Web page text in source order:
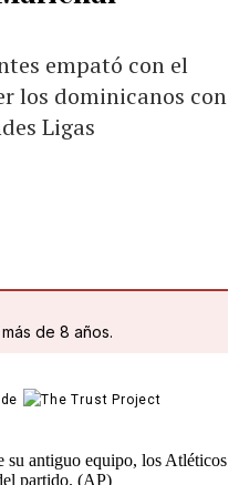
empató con el
los dominicanos con
Ligas
de 8 años.